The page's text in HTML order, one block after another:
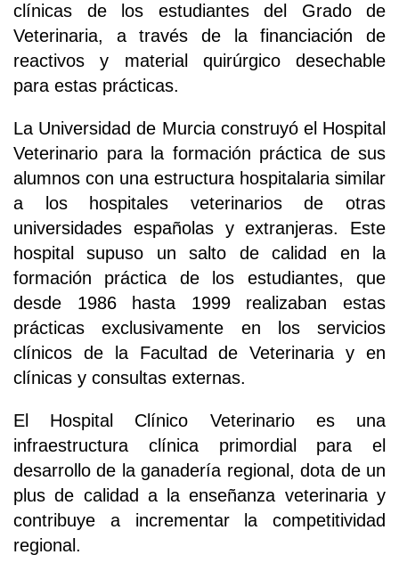
clínicas de los estudiantes del Grado de
Veterinaria, a través de la financiación de
reactivos y material quirúrgico desechable
para estas prácticas.
La Universidad de Murcia construyó el Hospital
Veterinario para la formación práctica de sus
alumnos con una estructura hospitalaria similar
a los hospitales veterinarios de otras
universidades españolas y extranjeras. Este
hospital supuso un salto de calidad en la
formación práctica de los estudiantes, que
desde 1986 hasta 1999 realizaban estas
prácticas exclusivamente en los servicios
clínicos de la Facultad de Veterinaria y en
clínicas y consultas externas.
El Hospital Clínico Veterinario es una
infraestructura clínica primordial para el
desarrollo de la ganadería regional, dota de un
plus de calidad a la enseñanza veterinaria y
contribuye a incrementar la competitividad
regional.